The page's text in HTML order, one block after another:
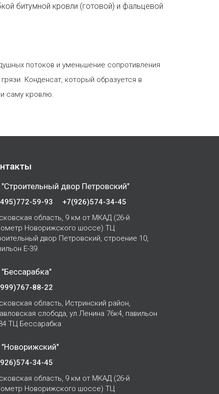
битумной кровли (готовой) и фальцевой
потоков и уменьшение сопротивления
Конденсат, который образуется в
саму кровлю.
двор Петровский"
59-93
+7(926)574-34-45
область, 9 км от МКАД (26-й
Новорижского шоссе) ТЦ
двор Петровский, строение 10,
Е-39.
88-22
область, Истринский район,
слобода, ул.Ленина 76к4, павильон
ТЦ Бессарабка
34-45
область, 9 км от МКАД (26-й
Новорижского шоссе) ТЦ